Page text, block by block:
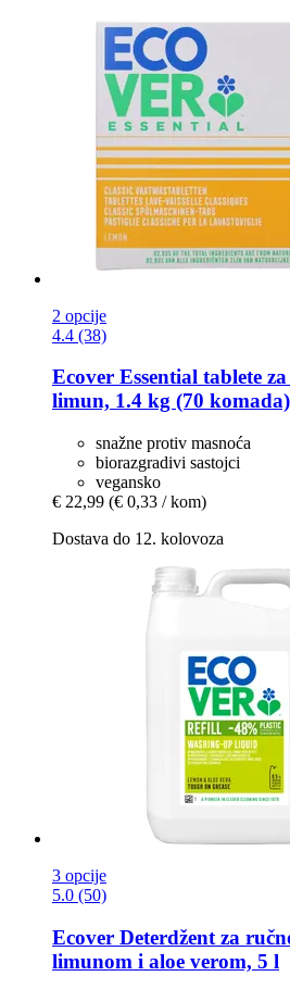
2 opcije
4.4 (38)
Ecover Essential tablete
limun, 1.4 kg (70 komada)
snažne protiv masnoća
biorazgradivi sastojci
vegansko
€ 22,99 (€ 0,33 / kom)
Dostava do 12. kolovoza
3 opcije
5.0 (50)
Ecover Deterdžent za
limunom i aloe verom, 5 l